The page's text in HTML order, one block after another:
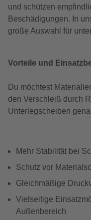
und schützen
Beschädigungen. In
große Auswahl für
Vorteile und
Du möchtest
den Verschleiß durch
Unterlegscheiben
Mehr Stabilität bei
Schutz vor
Gleichmäßige
Vielseitige
Außenbereich